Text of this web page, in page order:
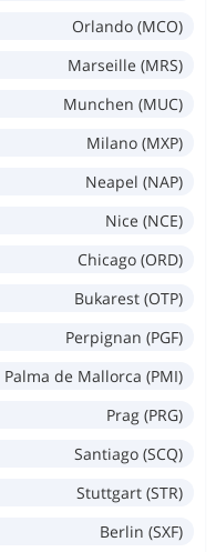
Orlando (MCO)
Marseille (MRS)
Munchen (MUC)
Milano (MXP)
Neapel (NAP)
Nice (NCE)
Chicago (ORD)
Bukarest (OTP)
Perpignan (PGF)
Palma de Mallorca (PMI)
Prag (PRG)
Santiago (SCQ)
Stuttgart (STR)
Berlin (SXF)